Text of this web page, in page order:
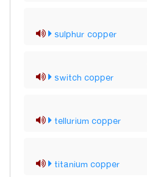
sulphur copper
switch copper
tellurium copper
titanium copper